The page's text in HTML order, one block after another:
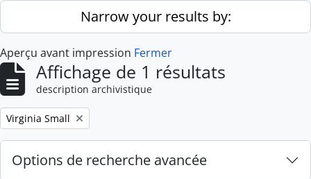
Skip to main contentNarrow your results by:
Aperçu avant impression Fermer
Affichage de 1 résultats
description archivistique
Remove filter:
Virginia Small
Options de recherche avancée